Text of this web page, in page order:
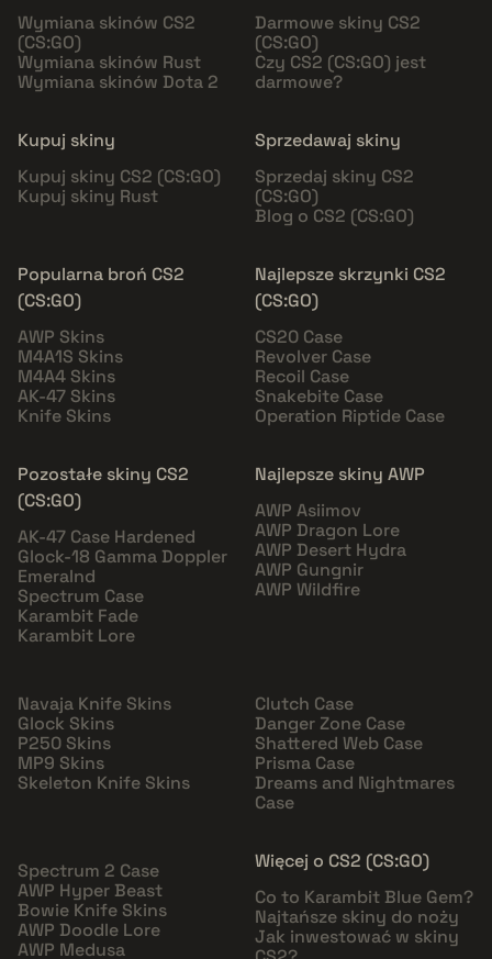
Wymiana skinów CS2
(CS:GO)
Wymiana skinów Rust
Wymiana skinów Dota 2
Darmowe skiny CS2
(CS:GO)
Czy CS2 (CS:GO) jest
darmowe?
Kupuj skiny
Kupuj skiny CS2 (CS:GO)
Kupuj skiny Rust
Sprzedawaj skiny
Sprzedaj skiny CS2
(CS:GO)
Blog o CS2 (CS:GO)
Popularna broń CS2
(CS:GO)
AWP Skins
M4A1S Skins
M4A4 Skins
AK-47 Skins
Knife Skins
Najlepsze skrzynki CS2
(CS:GO)
CS20 Case
Revolver Case
Recoil Case
Snakebite Case
Operation Riptide Case
Pozostałe skiny CS2
(CS:GO)
AK-47 Case Hardened
Glock-18 Gamma Doppler
Emeralnd
Spectrum Case
Karambit Fade
Karambit Lore
Najlepsze skiny AWP
AWP Asiimov
AWP Dragon Lore
AWP Desert Hydra
AWP Gungnir
AWP Wildfire
Navaja Knife Skins
Glock Skins
P250 Skins
MP9 Skins
Skeleton Knife Skins
Clutch Case
Danger Zone Case
Shattered Web Case
Prisma Case
Dreams and Nightmares
Case
Spectrum 2 Case
AWP Hyper Beast
Bowie Knife Skins
AWP Doodle Lore
AWP Medusa
Więcej o CS2 (CS:GO)
Co to Karambit Blue Gem?
Najtańsze skiny do noży
Jak inwestować w skiny